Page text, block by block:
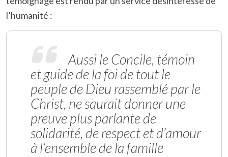
l’humanité :
Aussi le Concile, témoin
et guide de la foi de tout le
peuple de Dieu rassemblé par le
Christ, ne saurait donner une
preuve plus parlante de
solidarité, de respect et d’amour
à l’ensemble de la famille